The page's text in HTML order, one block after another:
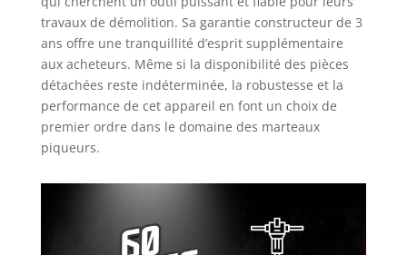
travaux de démolition. Sa garantie constructeur de 3
ans offre une tranquillité d’esprit supplémentaire
aux acheteurs. Même si la disponibilité des pièces
détachées reste indéterminée, la robustesse et la
performance de cet appareil en font un choix de
premier ordre dans le domaine des marteaux
piqueurs.